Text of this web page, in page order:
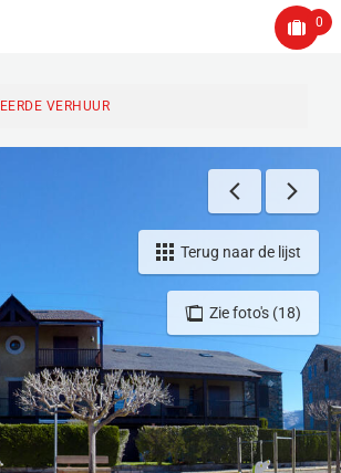
0
VERHUUR
Zie foto's (18)
Terug naar de lijst